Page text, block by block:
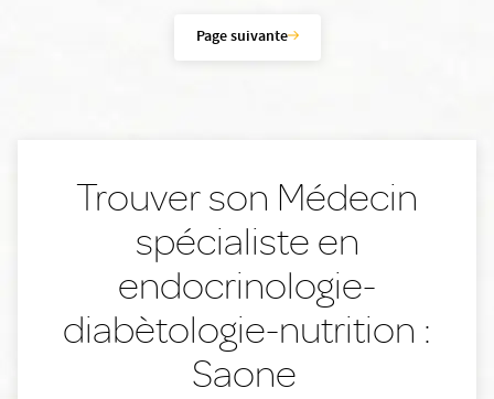
Page suivante
Trouver son Médecin
spécialiste en
endocrinologie-
diabètologie-nutrition :
Saone